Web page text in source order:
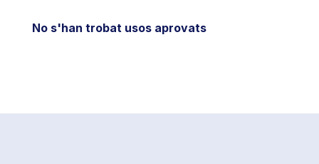
No s'han trobat usos aprovats